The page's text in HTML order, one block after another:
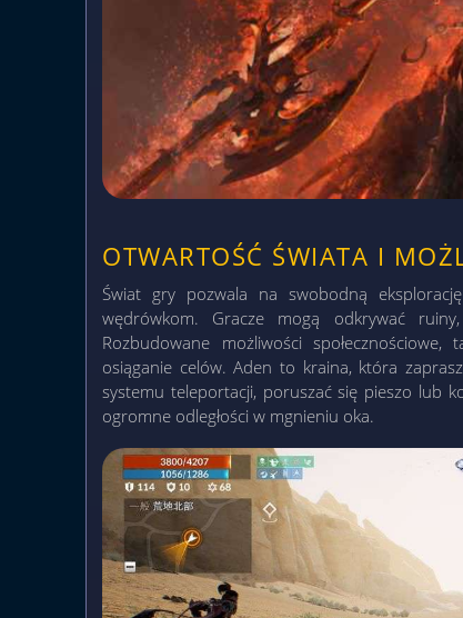
OTWARTOŚĆ ŚWIATA I
Świat gry pozwala na swobodną
wędrówkom. Gracze mogą odkrywać
Rozbudowane możliwości
osiąganie celów. Aden to kraina, która
systemu teleportacji, poruszać się pieszo lub
ogromne odległości w mgnieniu oka.